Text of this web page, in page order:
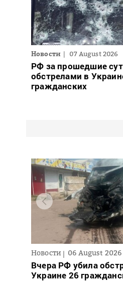
Новости 07 August 2026
РФ за прошедшие
обстрелами в
гражданских
Новости 06 August 2026
Вчера РФ убила
Украине 26